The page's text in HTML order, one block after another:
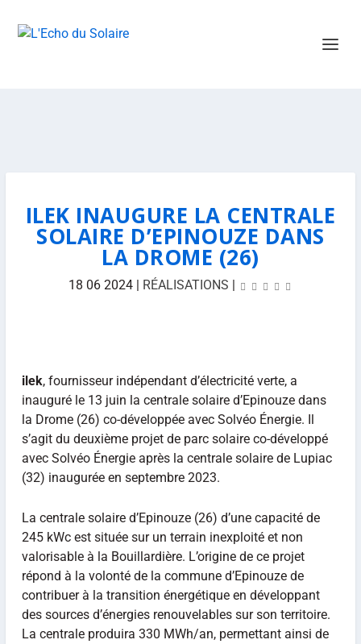
ILEK INAUGURE LA CENTRALE
SOLAIRE D’EPINOUZE DANS
LA DROME (26)
18 06 2024 | RÉALISATIONS |
ilek, fournisseur indépendant d’électricité verte, a
inauguré le 13 juin la centrale solaire d’Epinouze dans
la Drome (26) co-développée avec Solvéo Énergie. Il
s’agit du deuxième projet de parc solaire co-développé
avec Solvéo Énergie après la centrale solaire de Lupiac
(32) inaugurée en septembre 2023.
La centrale solaire d’Epinouze (26) d’une capacité de
245 kWc est située sur un terrain inexploité et non
valorisable à la Bouillardière. L’origine de ce projet
répond à la volonté de la commune d’Epinouze de
contribuer à la transition énergétique en développant
des sources d’énergies renouvelables sur son territoire.
La centrale produira 330 MWh/an, permettant ainsi de